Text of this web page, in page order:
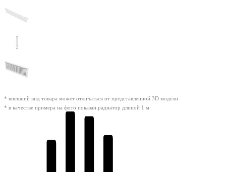
* внешний вид товара может отличаться от представленной 3D модели
* в качестве примера на фото показан радиатор длиной 1 м